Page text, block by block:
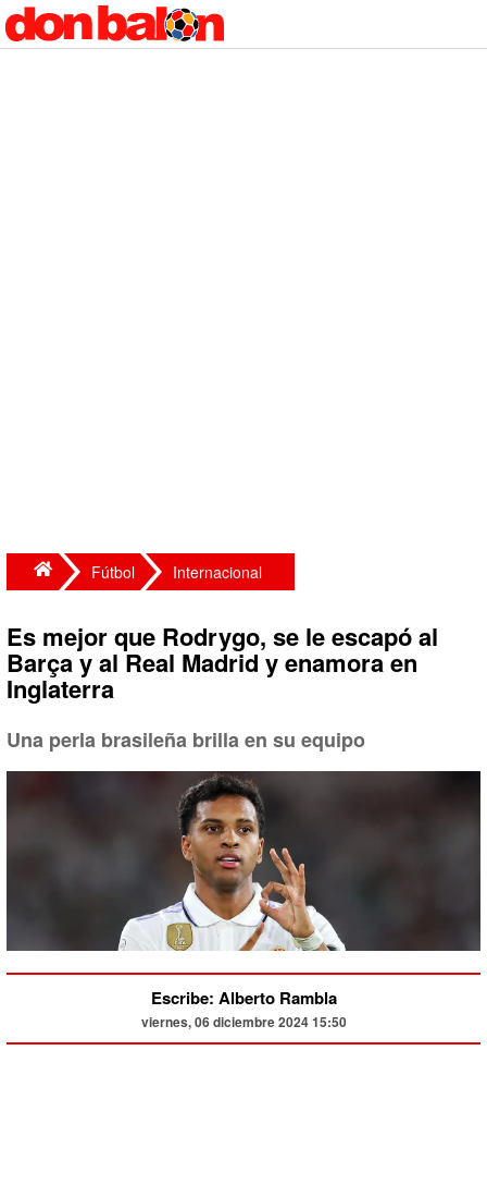
Fútbol Internacional
Es mejor que Rodrygo, se le escapó al
Barça y al Real Madrid y enamora en
Inglaterra
Una perla brasileña brilla en su equipo
Escribe: Alberto Rambla
viernes, 06 diciembre 2024 15:50